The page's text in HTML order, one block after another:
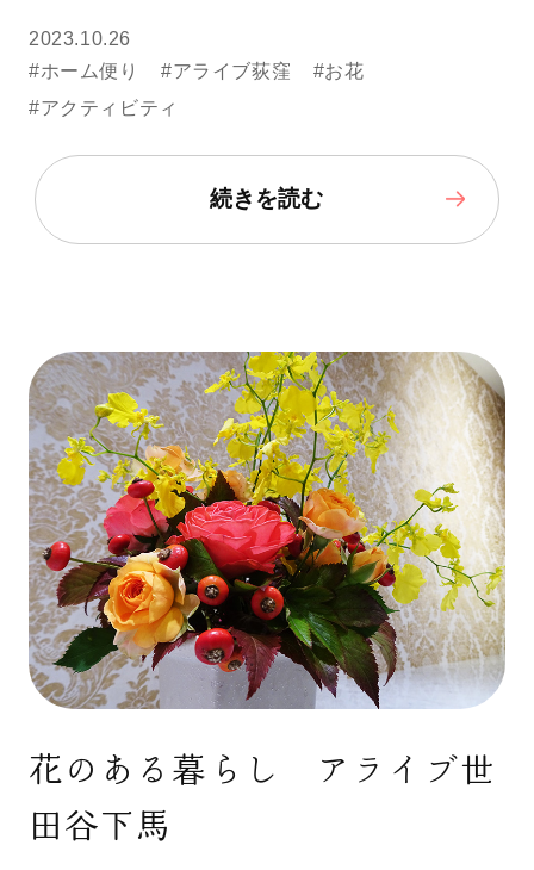
2023.10.26
#ホーム便り
#アライブ荻窪
#お花
#アクティビティ
続きを読む
花のある暮らし アライブ世
田谷下馬